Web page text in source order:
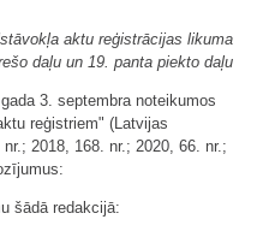
aktu reģistrācijas likuma
daļu un 19. panta piekto daļu
3. septembra noteikumos
reģistriem" (Latvijas
2018, 168. nr.; 2020, 66. nr.;
šādā redakcijā: